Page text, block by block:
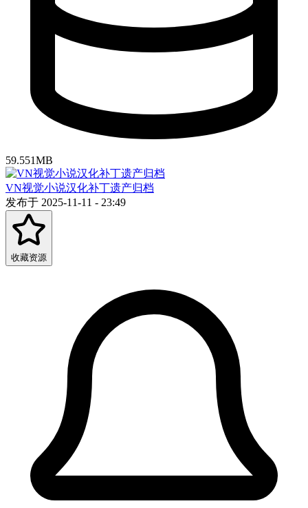
59.551MB
VN视觉小说汉化补丁遗产归档
发布于 2025-11-11 - 23:49
收藏资源